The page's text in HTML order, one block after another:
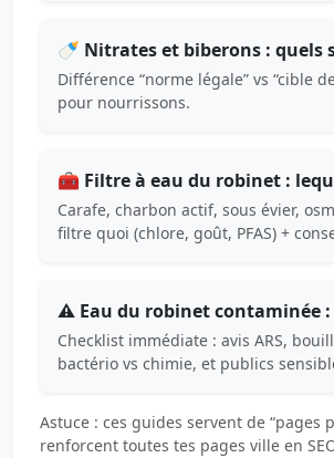
🍼 Nitrates et biberons : quels
Différence “norme légale” vs “cible
pour nourrissons.
🧰 Filtre à eau du robinet :
Carafe, charbon actif, sous évier,
filtre quoi (chlore, goût, PFAS) +
⚠️ Eau du robinet contaminée :
Checklist immédiate : avis ARS,
bactério vs chimie, et publics
Astuce : ces guides servent de “pages
renforcent toutes tes pages ville en